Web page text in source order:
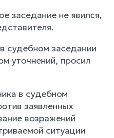
заседание не явился,
судебном заседании
уточнений, просил
в судебном
заявленных
возражений
ситуации